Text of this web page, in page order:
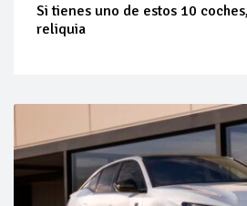
Si tienes uno de estos 10
reliquia